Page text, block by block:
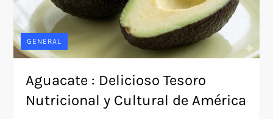
GENERAL
Aguacate : Delicioso Tesoro
Nutricional y Cultural de América